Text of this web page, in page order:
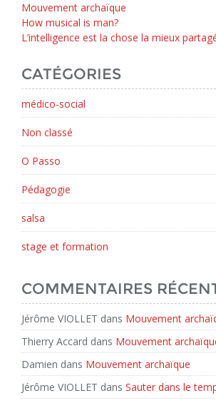
Mouvement archaïque
How musical is man?
L’intelligence est la chose la mieux
CATÉGORIES
médico-social
Non classé
O Passo
Pédagogie
salsa
stage et formation
COMMENTAIRES
Jérôme VIOLLET dans Mouvement
Thierry Accard dans Mouvement
Damien dans Mouvement archaïque
Jérôme VIOLLET dans Sauter dans le